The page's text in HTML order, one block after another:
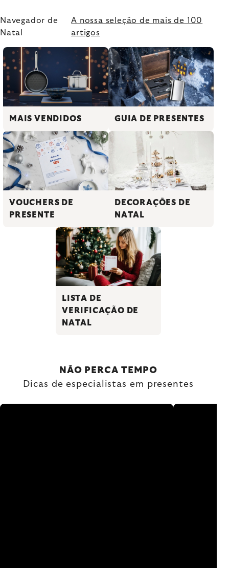
Navegador de
Natal
A nossa seleção de mais de 100
artigos
MAIS VENDIDOS GUIA DE PRESENTES
VOUCHERS DE
PRESENTE
DECORAÇÕES DE
NATAL
LISTA DE
VERIFICAÇÃO DE
NATAL
NÃO PERCA TEMPO
Dicas de especialistas em presentes